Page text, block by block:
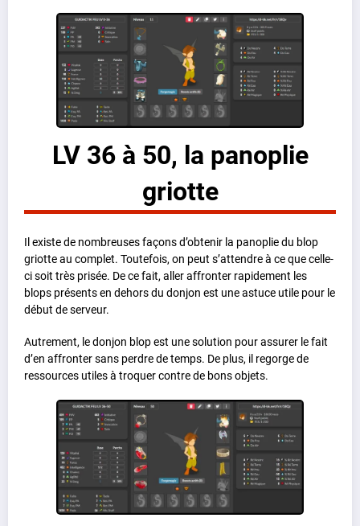
LV 36 à 50, la panoplie
griotte
Il existe de nombreuses façons d’obtenir la panoplie du blop
griotte au complet. Toutefois, on peut s’attendre à ce que celle-
ci soit très prisée. De ce fait, aller affronter rapidement les
blops présents en dehors du donjon est une astuce utile pour le
début de serveur.
Autrement, le donjon blop est une solution pour assurer le fait
d’en affronter sans perdre de temps. De plus, il regorge de
ressources utiles à troquer contre de bons objets.